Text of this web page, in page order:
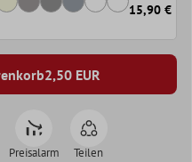
15,90 €
2,50EUR
Preisalarm Teilen